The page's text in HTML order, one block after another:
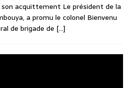
acquittement Le président de la
a promu le colonel Bienvenu
de brigade de [...]